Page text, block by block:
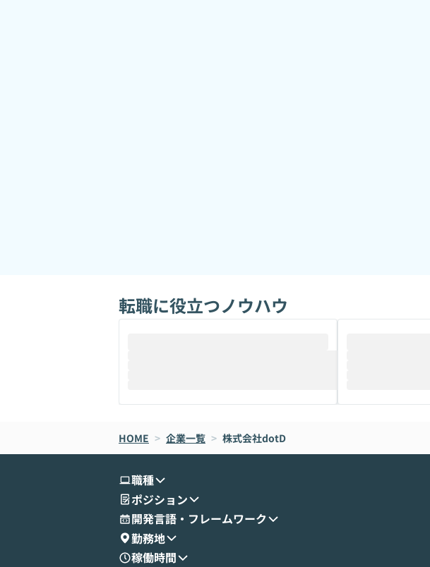
転職に役立つノウハウ
HOME > 企業一覧 > 株式会社dotD
職種
ポジション
開発言語・フレームワーク
勤務地
稼働時間